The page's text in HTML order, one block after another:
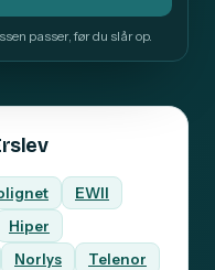
passer, før du slår op.
EWII
Hiper
Norlys
Telenor